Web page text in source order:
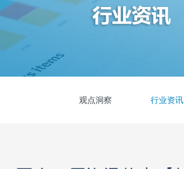
观点洞察 行业资讯